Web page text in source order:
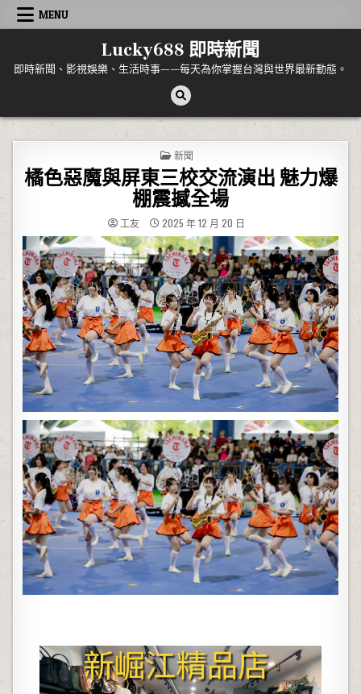
Skip to content
MENU
Lucky688 即時新聞
即時新聞、影視娛樂、生活時事——每天為你掌握台灣與世界最新動態。
POSTED IN
新聞
橘色惡魔與屏東三校交流演出 魅力爆
棚震撼全場
工友 2025 年 12 月 20 日